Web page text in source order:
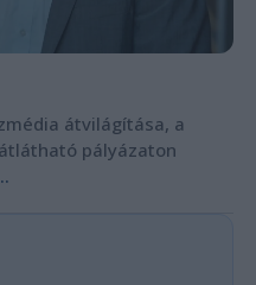
átvilágítása, a
pályázaton